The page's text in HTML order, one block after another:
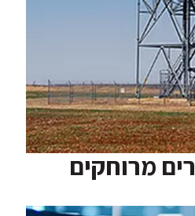
מרוחקים